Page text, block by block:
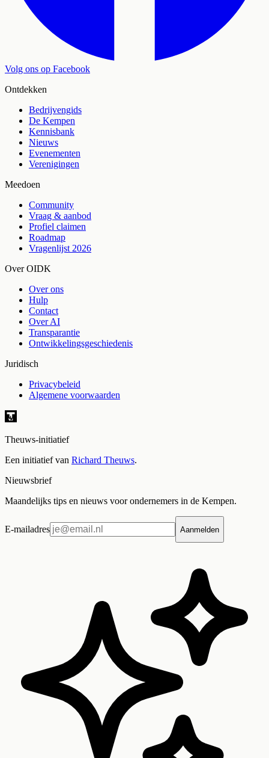
Volg ons op Facebook
Ontdekken
Bedrijvengids
De Kempen
Kennisbank
Nieuws
Evenementen
Verenigingen
Meedoen
Community
Vraag & aanbod
Profiel claimen
Roadmap
Vragenlijst 2026
Over OIDK
Over ons
Hulp
Contact
Over AI
Transparantie
Ontwikkelingsgeschiedenis
Juridisch
Privacybeleid
Algemene voorwaarden
Theuws-initiatief
Een initiatief van Richard Theuws.
Nieuwsbrief
Maandelijks tips en nieuws voor ondernemers in de Kempen.
E-mailadres Aanmelden